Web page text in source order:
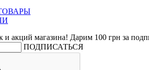
и акций магазина! Дарим 100 грн за
ПОДПИСАТЬСЯ